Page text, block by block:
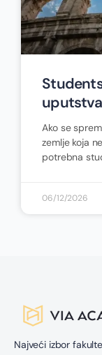
Ako se
zemlje koja
potrebna
06/12/2026
Najveći izbor